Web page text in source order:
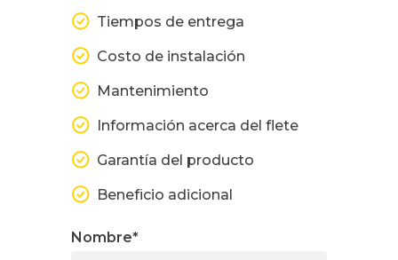
Tiempos de entrega
Costo de instalación
Mantenimiento
Información acerca del flete
Garantía del producto
Beneficio adicional
Nombre*